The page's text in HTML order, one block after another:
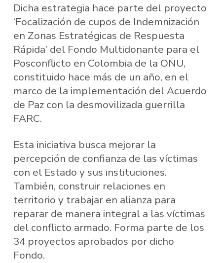
Dicha estrategia hace parte del proyecto
‘Focalización de cupos de Indemnización
en Zonas Estratégicas de Respuesta
Rápida’ del Fondo Multidonante para el
Posconflicto en Colombia de la ONU,
constituido hace más de un año, en el
marco de la implementación del Acuerdo
de Paz con la desmovilizada guerrilla
FARC.
Esta iniciativa busca mejorar la
percepción de confianza de las víctimas
con el Estado y sus instituciones.
También, construir relaciones en
territorio y trabajar en alianza para
reparar de manera integral a las víctimas
del conflicto armado. Forma parte de los
34 proyectos aprobados por dicho
Fondo.